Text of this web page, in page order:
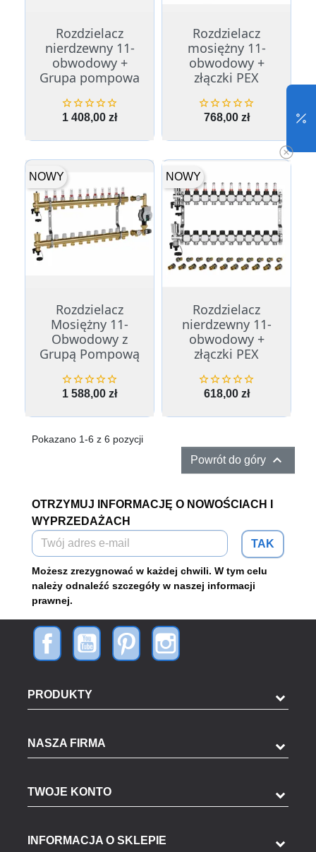
Rozdzielacz
nierdzewny 11-
obwodowy +
Grupa pompowa

Cena
1 408,00 zł
Rozdzielacz
mosiężny 11-
obwodowy +
złączki PEX

Cena
768,00 zł
Rozdzielacz
Mosiężny 11-
Obwodowy z
Grupą Pompową

Cena
1 588,00 zł
NOWY
Rozdzielacz
nierdzewny 11-
obwodowy +
złączki PEX

Cena
618,00 zł
NOWY
Pokazano 1-6 z 6 pozycji
Powrót do góry 
OTRZYMUJ INFORMACJĘ O NOWOŚCIACH I
WYPRZEDAŻACH
TAK
Możesz zrezygnować w każdej chwili. W tym celu
należy odnaleźć szczegóły w naszej informacji
prawnej.
PRODUKTY
NASZA FIRMA
TWOJE KONTO
INFORMACJA O SKLEPIE